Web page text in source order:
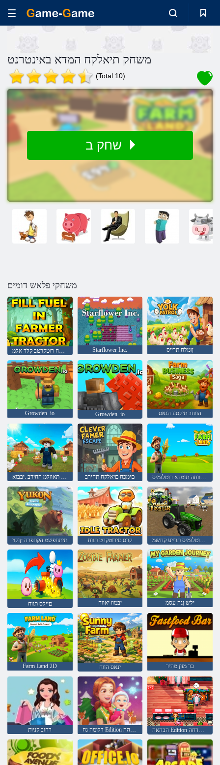
משחק תיאלקח המדא באינטרנט
(Total 10)
משחקי פלאש דומים
יאלקח רוטקרטב קלד אלמ Starflower Inc. ןומלח תרייס
Growden. io Growden. io הווחב תיקסע הגאס
ףועה תאוולמ החירב :יבבוא םימכח םיאלקח תחירב ילש תורשואמה הווחה תומדא רוטלומיס
תיתחפשמ הקתפרה :ןוקוי קרס םירוטקרט תווח הווח רוטלומיס תרייע קחשמ
םיילס תווח יבמוז יאווח ילש ןגה עסמ
Farm Land 2D ינאס הווח בר מזון מהיר
רחוב קניות דלומה גח Edition ילימא םיעט לש השדחה הלחתהה הבהאה Edition לחה ילימא המיעטה שדחה